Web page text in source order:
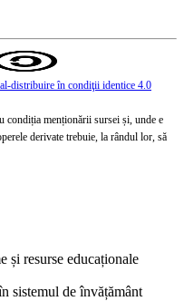
distribuire în condiţii identice 4.0
condiția menționării sursei și, unde e
derivate trebuie, la rândul lor, să
și resurse educaționale
sistemul de învățământ